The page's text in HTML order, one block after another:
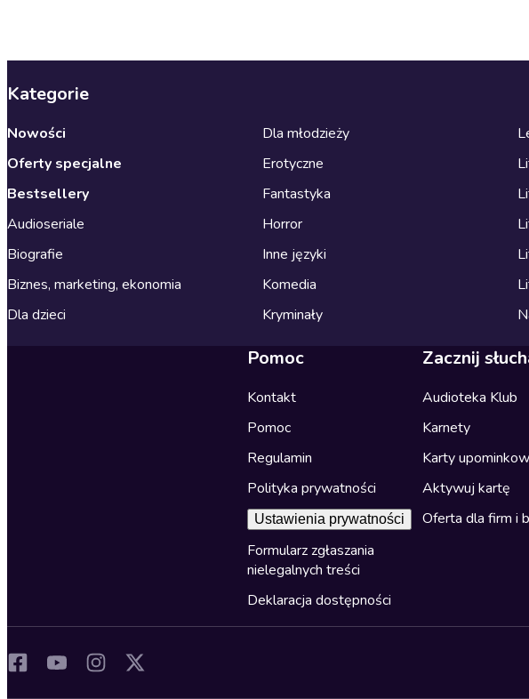
Kategorie
Nowości
Oferty specjalne
Bestsellery
Audioseriale
Biografie
Biznes, marketing, ekonomia
Dla dzieci
Dla młodzieży
Erotyczne
Fantastyka
Horror
Inne języki
Komedia
Kryminały
Pomoc
Kontakt
Pomoc
Regulamin
Polityka prywatności
Ustawienia prywatności
Formularz zgłaszania
nielegalnych treści
Deklaracja dostępności
Zacznij
Audioteka Klub
Karnety
Karty
Aktywuj kartę
Oferta dla firm i